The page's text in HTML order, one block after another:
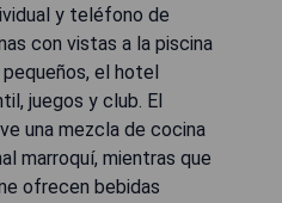
y teléfono de
con vistas a la piscina
el hotel
juegos y club. El
una mezcla de cocina
marroquí, mientras que
ofrecen bebidas